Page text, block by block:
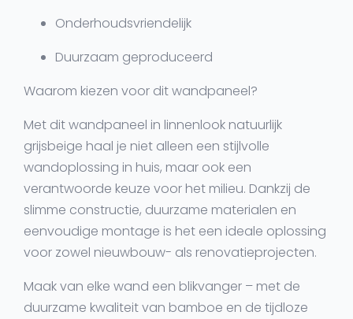
Onderhoudsvriendelijk
Duurzaam geproduceerd
Waarom kiezen voor dit wandpaneel?
Met dit wandpaneel in linnenlook natuurlijk
grijsbeige haal je niet alleen een stijlvolle
wandoplossing in huis, maar ook een
verantwoorde keuze voor het milieu. Dankzij de
slimme constructie, duurzame materialen en
eenvoudige montage is het een ideale oplossing
voor zowel nieuwbouw- als renovatieprojecten.
Maak van elke wand een blikvanger – met de
duurzame kwaliteit van bamboe en de tijdloze